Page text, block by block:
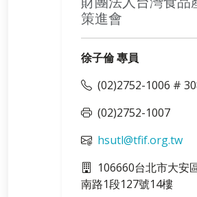
策進會
徐子倫 專員
(02)2752-1006 #
(02)2752-1007
hsutl@tfif.org.tw
106660台北市大安
南路1段127號14樓